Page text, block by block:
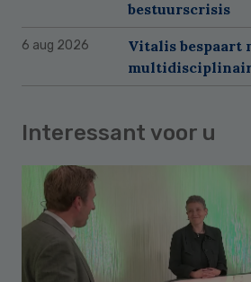
bestuurscrisis
6 aug 2026
Vitalis
Interessant voor u